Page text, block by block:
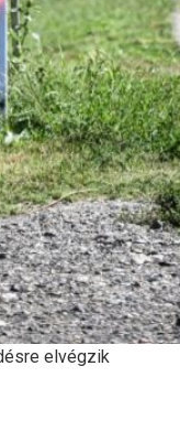
elvégzik